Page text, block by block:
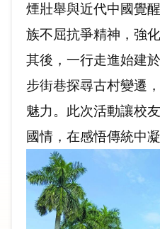
煙壯舉與近代中國覺
族不屈抗爭精神，強
其後，一行走進始建
步街巷探尋古村變遷
魅力。此次活動讓校
國情，在感悟傳統中凝